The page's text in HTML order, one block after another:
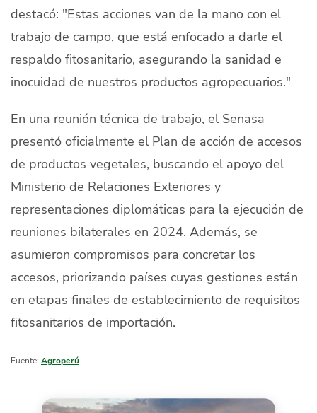
destacó: "Estas acciones van de la mano con el
trabajo de campo, que está enfocado a darle el
respaldo fitosanitario, asegurando la sanidad e
inocuidad de nuestros productos agropecuarios."
En una reunión técnica de trabajo, el Senasa
presentó oficialmente el Plan de acción de accesos
de productos vegetales, buscando el apoyo del
Ministerio de Relaciones Exteriores y
representaciones diplomáticas para la ejecución de
reuniones bilaterales en 2024. Además, se
asumieron compromisos para concretar los
accesos, priorizando países cuyas gestiones están
en etapas finales de establecimiento de requisitos
fitosanitarios de importación.
Fuente: Agroperú